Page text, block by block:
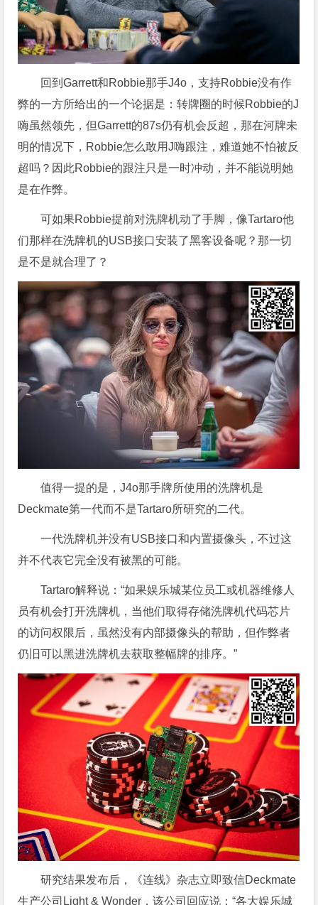
回到Garrett和Robbie那手J4o，支持Robbie没有作
弊的一方所给出的一个论据是：转牌圈的时候Robbie的J
嗨虽然领先，但Garrett的87s仍有机会反超，那在河牌未
明的情况下，Robbie怎么敢用J嗨跟注，难道她不怕被反
超吗？因此Robbie的跟注只是一时冲动，并不能说明她
是在作弊。
可如果Robbie提前对洗牌机动了手脚，像Tartaro他
们那样在洗牌机的USB接口安装了黑客设备呢？那一切
是不是就合理了？
值得一提的是，J4o那手牌所使用的洗牌机是
Deckmate第一代而不是Tartaro所研究的二代。
一代洗牌机并没有USB接口和内置摄像头，不过这
并不代表它完全没有被黑的可能。
Tartaro解释说：“如果娱乐城某位员工或机器维修人
员有机会打开洗牌机，当他们取得存储洗牌机代码芯片
的访问权限后，虽然没有内部摄像头的帮助，但作弊者
仍旧可以黑进洗牌机去获取整幅牌的排序。”
研究结果发布后，《连线》杂志立即致信Deckmate
生产公司Light & Wonder，该公司回应说：“各大娱乐城